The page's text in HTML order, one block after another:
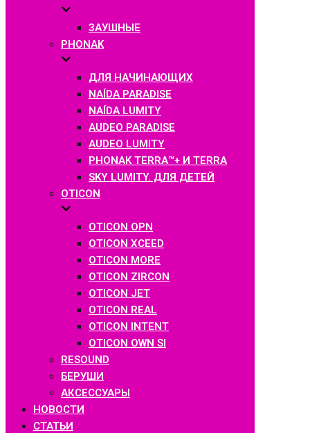
ЗАУШНЫЕ
PHONAK
ДЛЯ НАЧИНАЮЩИХ
NAÍDA PARADISE
NAÍDA LUMITY
AUDEO PARADISE
AUDEO LUMITY
PHONAK TERRA™+ И TERRA
SKY LUMITY. ДЛЯ ДЕТЕЙ
OTICON
OTICON OPN
OTICON XCEED
OTICON MORE
OTICON ZIRCON
OTICON JET
OTICON REAL
OTICON INTENT
OTICON OWN SI
RESOUND
БЕРУШИ
АКСЕССУАРЫ
НОВОСТИ
СТАТЬИ